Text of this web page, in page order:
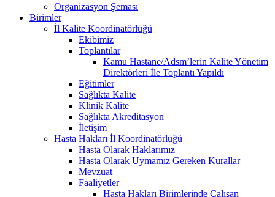
Organizasyon Şeması
Birimler
İl Kalite Koordinatörlüğü
Ekibimiz
Toplantılar
Kamu Hastane/Adsm’lerin Kalite Yönetim
Direktörleri İle Toplantı Yapıldı
Eğitimler
Sağlıkta Kalite
Klinik Kalite
Sağlıkta Akreditasyon
İletişim
Hasta Hakları İl Koordinatörlüğü
Hasta Olarak Haklarımız
Hasta Olarak Uymamız Gereken Kurallar
Mevzuat
Faaliyetler
Hasta Hakları Birimlerinde Çalışan